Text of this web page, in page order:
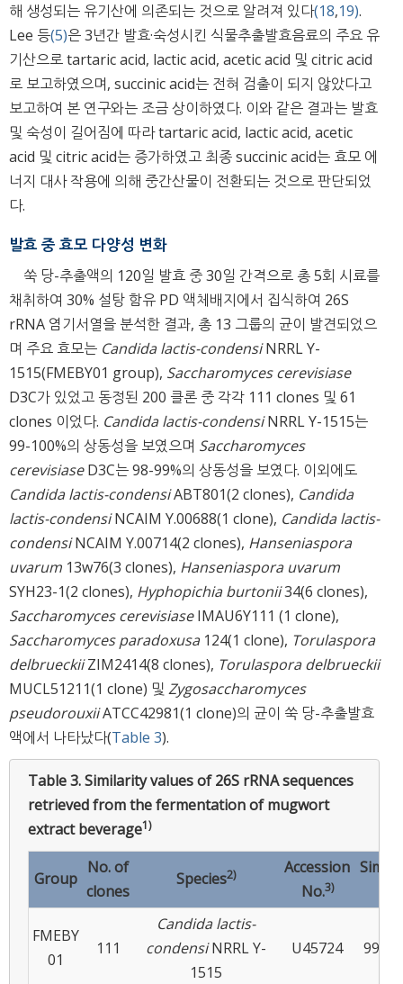
해 생성되는 유기산에 의존되는 것으로 알려져 있다(18,19).
Lee 등(5)은 3년간 발효·숙성시킨 식물추출발효음료의 주요 유
기산으로 tartaric acid, lactic acid, acetic acid 및 citric acid
로 보고하였으며, succinic acid는 전혀 검출이 되지 않았다고
보고하여 본 연구와는 조금 상이하였다. 이와 같은 결과는 발효
및 숙성이 길어짐에 따라 tartaric acid, lactic acid, acetic
acid 및 citric acid는 증가하였고 최종 succinic acid는 효모 에
너지 대사 작용에 의해 중간산물이 전환되는 것으로 판단되었
다.
발효 중 효모 다양성 변화
쑥 당-추출액의 120일 발효 중 30일 간격으로 총 5회 시료를
채취하여 30% 설탕 함유 PD 액체배지에서 집식하여 26S
rRNA 염기서열을 분석한 결과, 총 13 그룹의 균이 발견되었으
며 주요 효모는 Candida lactis-condensiNRRL Y-
1515(FMEBY01 group), Saccharomyces cerevisiase
D3C가 있었고 동정된 200 클론 중 각각 111 clones 및 61
clones 이었다. Candida lactis-condensiNRRL Y-1515는
99-100%의 상동성을 보였으며 Saccharomyces
cerevisiaseD3C는 98-99%의 상동성을 보였다. 이외에도
Candida lactis-condensiABT801(2 clones), Candida
lactis-condensiNCAIM Y.00688(1 clone), Candida lactis-
condensiNCAIM Y.00714(2 clones), Hanseniaspora
uvarum 13w76(3 clones), Hanseniaspora uvarum
SYH23-1(2 clones), Hyphopichia burtonii34(6 clones),
Saccharomyces cerevisiaseIMAU6Y111 (1 clone),
Saccharomyces paradoxusa124(1 clone), Torulaspora
delbrueckiiZIM2414(8 clones), Torulaspora delbrueckii
MUCL51211(1 clone) 및 Zygosaccharomyces
pseudorouxiiATCC42981(1 clone)의 균이 쑥 당-추출발효
액에서 나타났다(Table 3).
Table 3.Similarity values of 26S rRNA sequences
retrieved from the fermentation of mugwort
extract beverage1)
Group
No. of
clones
Species2)
Accession
No.3)
FMEBY
01
111
Candida lactis-
condensiNRRL Y-
1515
U45724 99